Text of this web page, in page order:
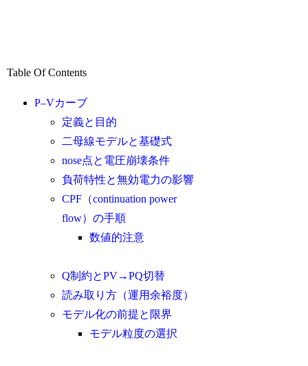
Table Of Contents
P–Vカーブ
定義と目的
二母線モデルと基礎式
nose点と電圧崩壊条件
負荷特性と無効電力の影響
CPF（continuation power
flow）の手順
数値的注意
Q制約とPV→PQ切替
読み取り方（運用余裕度）
モデル化の前提と限界
モデル粒度の選択